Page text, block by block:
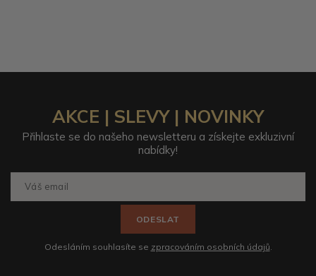
AKCE | SLEVY | NOVINKY
Přihlaste se do našeho newsletteru a získejte exkluzivní
nabídky!
ODESLAT
Odesláním souhlasíte se zpracováním osobních údajů